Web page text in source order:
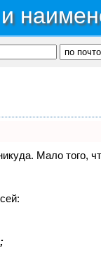
Мало